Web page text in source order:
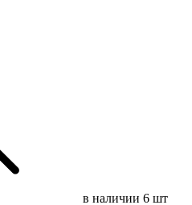
в наличии 6 шт